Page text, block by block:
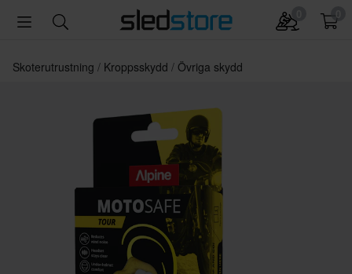
Skoterutrustning Kroppsskydd Övriga skydd